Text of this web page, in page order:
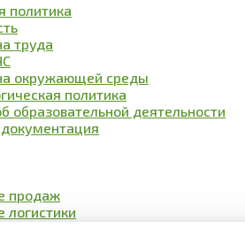
политика
труда
окружающей среды
политика
образовательной деятельности
продаж
логистики